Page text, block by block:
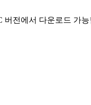
버전에서 다운로드 가